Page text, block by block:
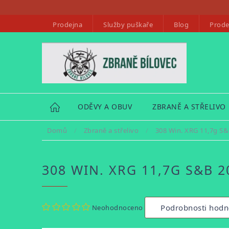
Prodejna Služby puškaře Blog
HOME ODĚVY A OBUV ZBRANĚ A STŘELIVO
Domů / Zbraně a střelivo / 308 Win. XRG 11,7g
308 WIN. XRG 11,7G S&B
hodnocení
Neohodnoceno Podrobnosti